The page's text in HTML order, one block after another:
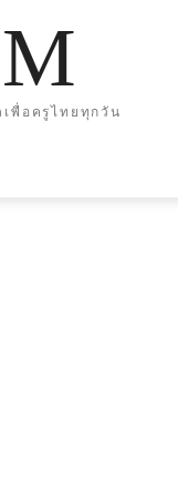
พื่อครูไทยทุกวัน